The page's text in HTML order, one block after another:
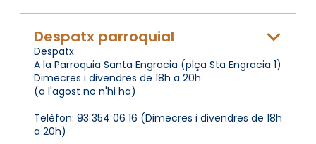
Despatx parroquial
Despatx.
A la Parroquia Santa Engracia (plça Sta Engracia 1)
Dimecres i divendres de 18h a 20h
(a l'agost no n'hi ha)
Telèfon: 93 354 06 16 (Dimecres i divendres de 18h
a 20h)